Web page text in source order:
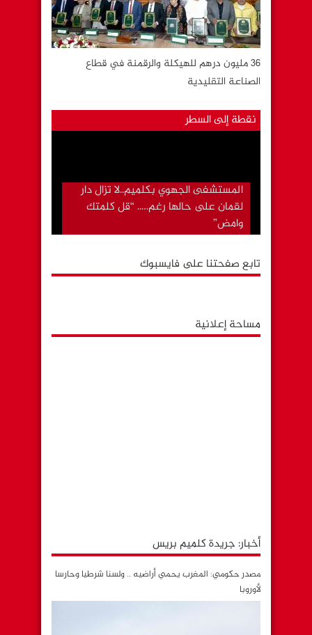
36 مليون درهم للهيكلة والرقمنة في قطاع
الصناعة التقليدية
نقطة إلى السطر
المستشفى الجهوي بكلميم..لا تزال دار
لقمان على حالها رغم….. “قل كلمتك
وامض”
تابع صفحتنا على فايسبوك
مساحة إعلانية
أخبار: جريدة كلميم بريس
مصدر حكومي: المغرب يحمي أراضيه .. ولسنا شرطيا وحارسا
لأوروبا